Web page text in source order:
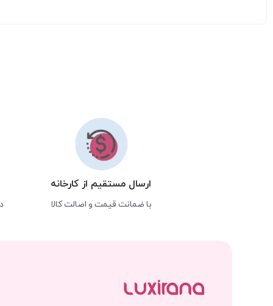
ارسال مستقیم از کارخانه
با ضمانت قیمت و اصالت کالا